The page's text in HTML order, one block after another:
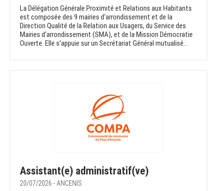
La Délégation Générale Proximité et Relations aux Habitants
est composée des 9 mairies d'arrondissement et de la
Direction Qualité de la Relation aux Usagers, du Service des
Mairies d'arrondissement (SMA), et de la Mission Démocratie
Ouverte. Elle s’appuie sur un Secrétariat Général mutualisé...
Assistant(e) administratif(ve)
20/07/2026 - ANCENIS